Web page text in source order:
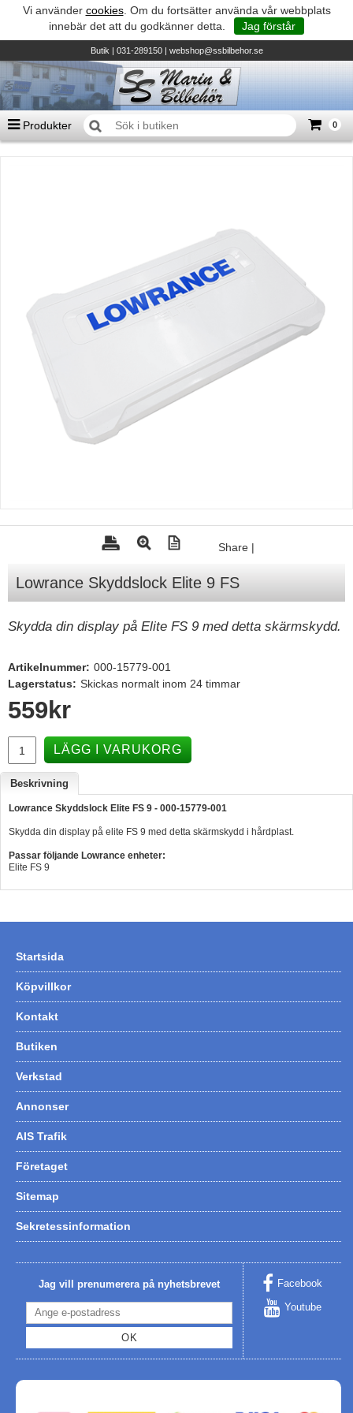
Vi använder cookies. Om du fortsätter använda vår webbplats
innebär det att du godkänner detta.
Jag förstår
Butik| 031-289150 | webshop@ssbilbehor.se
Produkter 0
Suzumar - Gummibåtar
Honda - Utombordare
HonWave - Gummibåtar
Honda - Elverk & Pumpar
Tohatsu - Utombordare
Minn Kota - elmotorer
Mercury Servicedelar
Lowrance
Humminbird
B&G
Båttillbehör
Varta - Batterier
Victron - Batteriladdare
CTEK - Batteriladdare
Webasto - Dieselvärmare
Kamasa Tools - Verktyg
Calix - Packline - Takboxar
Begagnade Motorer & Båtar
Share |
Lowrance Skyddslock Elite 9 FS
Skydda din display på Elite FS 9 med detta skärmskydd.
Artikelnummer: 000-15779-001
Lagerstatus: Skickas normalt inom 24 timmar
559 kr
LÄGG I VARUKORG
Beskrivning
Lowrance Skyddslock Elite FS 9 - 000-15779-001
Skydda din display på elite FS 9 med detta skärmskydd i hårdplast.
Passar följande Lowrance enheter:
Elite FS 9
Startsida
Köpvillkor
Kontakt
Butiken
Verkstad
Annonser
AIS Trafik
Företaget
Sitemap
Sekretessinformation
Jag vill prenumerera på nyhetsbrevet
OK
Facebook
Youtube